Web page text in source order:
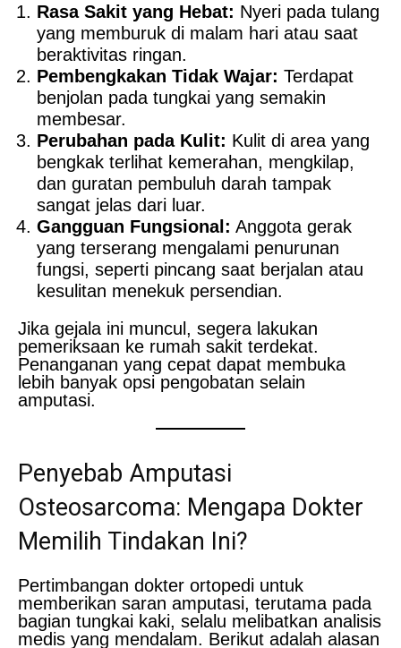
Rasa Sakit yang Hebat: Nyeri pada tulang
yang memburuk di malam hari atau saat
beraktivitas ringan.
Pembengkakan Tidak Wajar: Terdapat
benjolan pada tungkai yang semakin
membesar.
Perubahan pada Kulit: Kulit di area yang
bengkak terlihat kemerahan, mengkilap,
dan guratan pembuluh darah tampak
sangat jelas dari luar.
Gangguan Fungsional: Anggota gerak
yang terserang mengalami penurunan
fungsi, seperti pincang saat berjalan atau
kesulitan menekuk persendian.
Jika gejala ini muncul, segera lakukan
pemeriksaan ke rumah sakit terdekat.
Penanganan yang cepat dapat membuka
lebih banyak opsi pengobatan selain
amputasi.
Penyebab Amputasi
Osteosarcoma: Mengapa Dokter
Memilih Tindakan Ini?
Pertimbangan dokter ortopedi untuk
memberikan saran amputasi, terutama pada
bagian tungkai kaki, selalu melibatkan analisis
medis yang mendalam. Berikut adalah alasan